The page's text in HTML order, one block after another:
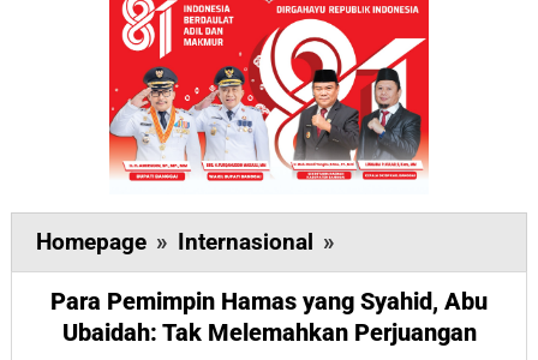
Homepage » Internasional »
Pemimpin
Hamas
yang
Para Pemimpin Hamas yang Syahid, Abu
Ubaidah: Tak Melemahkan Perjuangan